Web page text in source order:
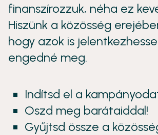
finanszírozzuk, néha ez
Hiszünk a közösség
hogy azok is
engedné meg.
Indítsd el a
Oszd meg barátaiddal!
Gyűjtsd össze a